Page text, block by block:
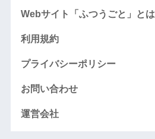
Webサイト「ふつうごと」とは
利用規約
プライバシーポリシー
お問い合わせ
運営会社